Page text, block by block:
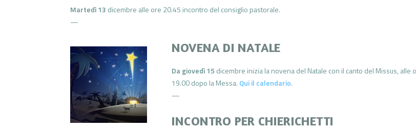
Martedì 13 dicembre alle ore 20.45 incontro del consiglio pastorale.
—
NOVENA DI NATALE
Da giovedì 15 dicembre inizia la novena del Natale con il canto del Missus, alle
19.00 dopo la Messa. Qui il calendario.
—
INCONTRO PER CHIERICHETTI